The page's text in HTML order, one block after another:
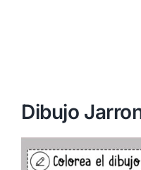
Dibujo